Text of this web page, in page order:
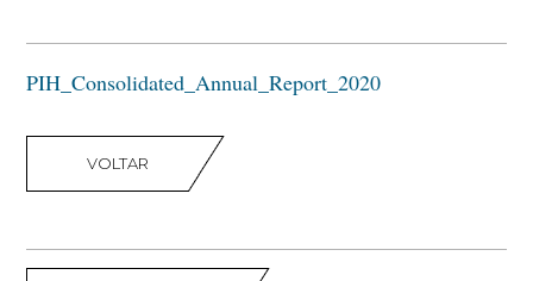
PIH_Consolidated_Annual_Report_2020
VOLTAR